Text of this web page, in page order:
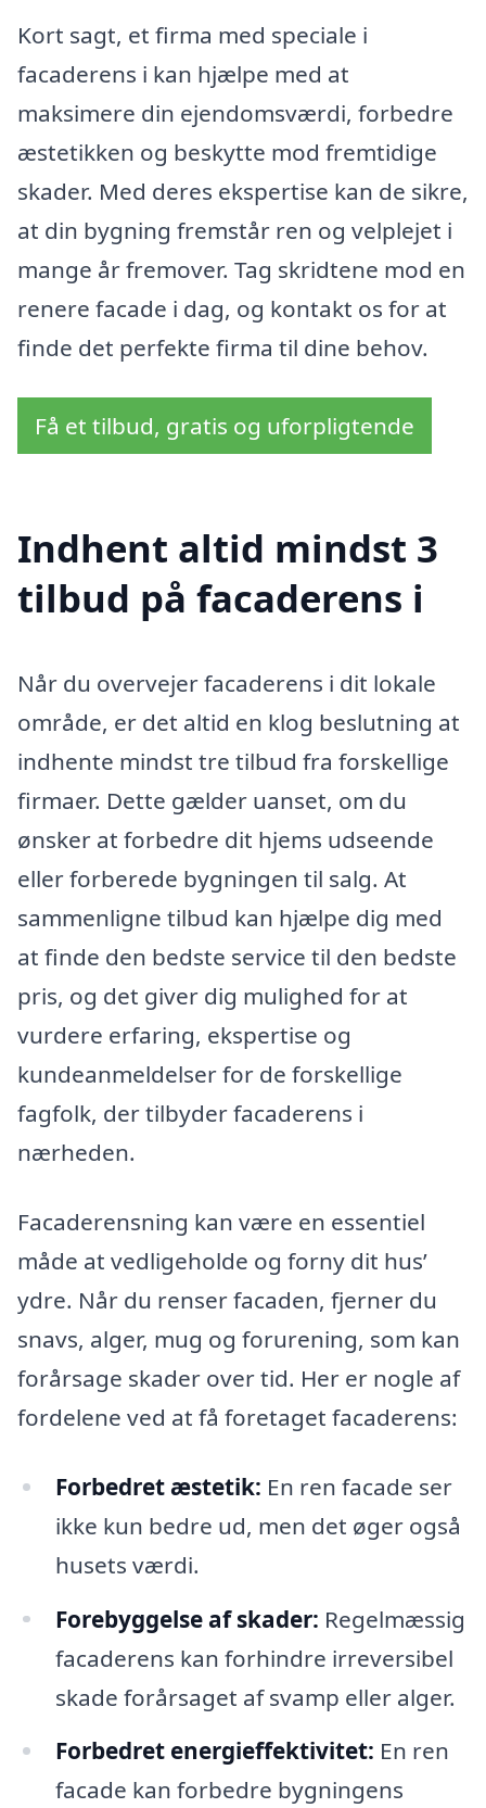
Kort sagt, et firma med speciale i
facaderens i kan hjælpe med at
maksimere din ejendomsværdi, forbedre
æstetikken og beskytte mod fremtidige
skader. Med deres ekspertise kan de sikre,
at din bygning fremstår ren og velplejet i
mange år fremover. Tag skridtene mod en
renere facade i dag, og kontakt os for at
finde det perfekte firma til dine behov.
Få et tilbud, gratis og uforpligtende
Indhent altid mindst 3
tilbud på facaderens i
Når du overvejer facaderens i dit lokale
område, er det altid en klog beslutning at
indhente mindst tre tilbud fra forskellige
firmaer. Dette gælder uanset, om du
ønsker at forbedre dit hjems udseende
eller forberede bygningen til salg. At
sammenligne tilbud kan hjælpe dig med
at finde den bedste service til den bedste
pris, og det giver dig mulighed for at
vurdere erfaring, ekspertise og
kundeanmeldelser for de forskellige
fagfolk, der tilbyder facaderens i
nærheden.
Facaderensning kan være en essentiel
måde at vedligeholde og forny dit hus’
ydre. Når du renser facaden, fjerner du
snavs, alger, mug og forurening, som kan
forårsage skader over tid. Her er nogle af
fordelene ved at få foretaget facaderens:
Forbedret æstetik: En ren facade ser
ikke kun bedre ud, men det øger også
husets værdi.
Forebyggelse af skader: Regelmæssig
facaderens kan forhindre irreversibel
skade forårsaget af svamp eller alger.
Forbedret energieffektivitet: En ren
facade kan forbedre bygningens